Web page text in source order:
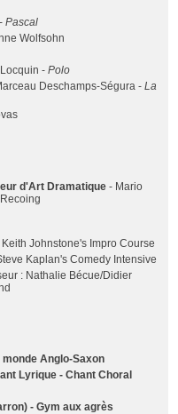
-Pascal
Wolfsohn
-Polo
Deschamps-Ségura -La
d'Art Dramatique - Mario
Keith Johnstone's Impro Course
Kaplan's Comedy Intensive
: Nathalie Bécue/Didier
Anglo-Saxon
Lyrique - Chant Choral
- Gym aux agrès